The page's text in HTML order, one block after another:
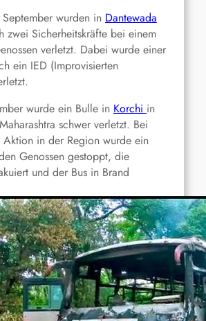
September wurden in Dantewada
zwei Sicherheitskräfte bei einem
verletzt. Dabei wurde einer
ein IED (Improvisierten
wurde ein Bulle in Korchi in
schwer verletzt. Bei
Aktion in der Region wurde ein
Genossen gestoppt, die
und der Bus in Brand